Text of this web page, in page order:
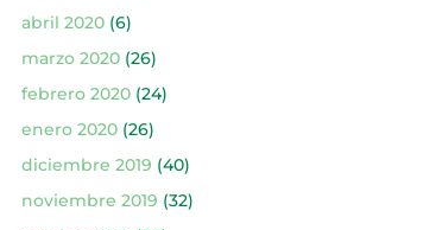
abril 2020(6)
marzo 2020(26)
febrero 2020(24)
enero 2020(26)
diciembre 2019 (40)
noviembre 2019 (32)